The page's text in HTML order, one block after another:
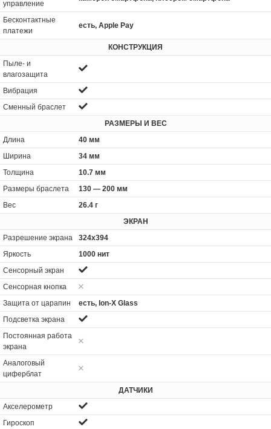
управление
Бесконтактные
платежи
есть, Apple Pay
КОНСТРУКЦИЯ
Пыле- и
влагозащита
Вибрация
Сменный браслет
РАЗМЕРЫ И ВЕС
Длина
40 мм
Ширина
34 мм
Толщина
10.7 мм
Размеры браслета
130 — 200 мм
Вес
26.4 г
ЭКРАН
Разрешение экрана
324x394
Яркость
1000 нит
Сенсорный экран
Сенсорная кнопка
Защита от царапин
есть, Ion-X Glass
Подсветка экрана
Постоянная работа
экрана
Аналоговый
циферблат
ДАТЧИКИ
Акселерометр
Гироскоп